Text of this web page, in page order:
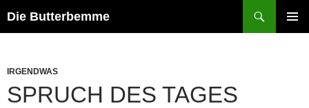
Inhalt
Die Butterbemme
IRGENDWAS
SPRUCH DES TAGES